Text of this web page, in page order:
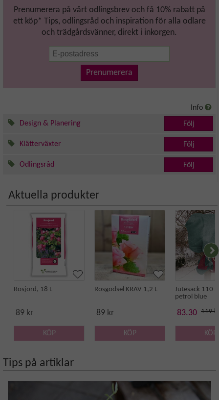
Prenumerera på vårt odlingsbrev och få 10% rabatt på
ett köp* Tips, odlingsråd och inspiration för alla odlare
och trädgårdsvänner, direkt i inkorgen.
Prenumerera
Info
Design & Planering
Följ
Klätterväxter Följ
Odlingsråd Följ
Aktuella produkter
Rosjord, 18 L
89 kr
KÖP
Rosgödsel KRAV 1,2 L
89 kr
KÖP
Jutesäck 110
petrol blue
83.30 119
KÖP
Tips på artiklar